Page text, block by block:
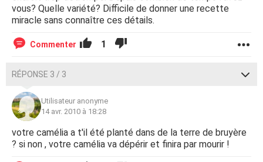
vous? Quelle variété? Difficile de donner une recette
miracle sans connaître ces détails.
Commenter 1
RÉPONSE 3 / 3
Utilisateur anonyme
14 avr. 2010 à 18:28
votre camélia a t'il été planté dans de la terre de bruyère
? si non , votre camélia va dépérir et finira par mourir !